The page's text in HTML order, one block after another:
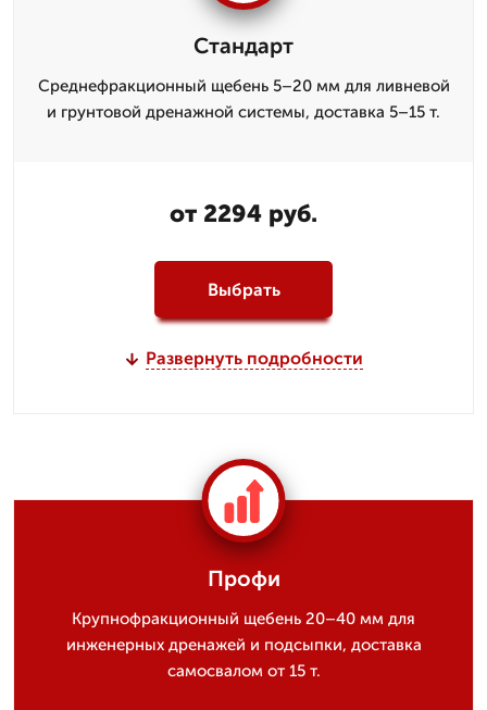
Стандарт
Среднефракционный щебень 5–20 мм для ливневой
и грунтовой дренажной системы, доставка 5–15 т.
от 2294 руб.
Выбрать
Развернуть подробности
Профи
Крупнофракционный щебень 20–40 мм для
инженерных дренажей и подсыпки, доставка
самосвалом от 15 т.